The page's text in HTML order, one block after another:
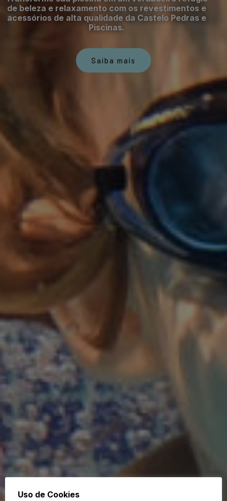
de beleza e relaxamento com os revestimentos e
acessórios de alta qualidade da Castelo Pedras e
Piscinas.
Saiba mais
Uso de Cookies